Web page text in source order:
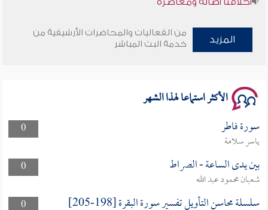
وأمنهم من خوف 9
المزيد
من الفعاليات والمحاضرات الأرشيفية من
خدمة البث المباشر
الأكثر استماعا لهذا الشهر
0 سورة فاطر
ياسر سلامة
0
بين يدى الساعة - الصراط
شعبان محمود عبد الله
0
سلسلة محاسن التأويل تفسير سورة البقرة [198-205]